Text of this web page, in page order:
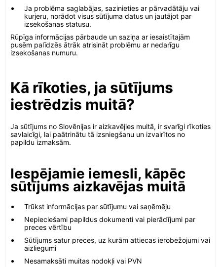
Ja problēma saglabājas, sazinieties ar pārvadātāju vai
kurjeru, norādot visus sūtījuma datus un jautājot par
izsekošanas statusu.
Rūpīga informācijas pārbaude un saziņa ar iesaistītajām
pusēm palīdzēs ātrāk atrisināt problēmu ar nedarīgu
izsekošanas numuru.
Kā rīkoties, ja sūtījums
iestrēdzis muitā?
Ja sūtījums no Slovēnijas ir aizkavējies muitā, ir svarīgi rīkoties
savlaicīgi, lai paātrinātu tā izsniegšanu un izvairītos no
papildu izmaksām.
Iespējamie iemesli, kāpēc
sūtījums aizkavējas muitā
Trūkst informācijas par sūtījumu vai saņēmēju
Nepieciešami papildus dokumenti vai pierādījumi par
preces vērtību
Sūtījums satur preces, uz kurām attiecas ierobežojumi vai
aizliegumi
Nesamaksāti muitas nodokļi vai PVN